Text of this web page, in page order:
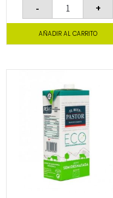
- +
AÑADIR AL CARRITO